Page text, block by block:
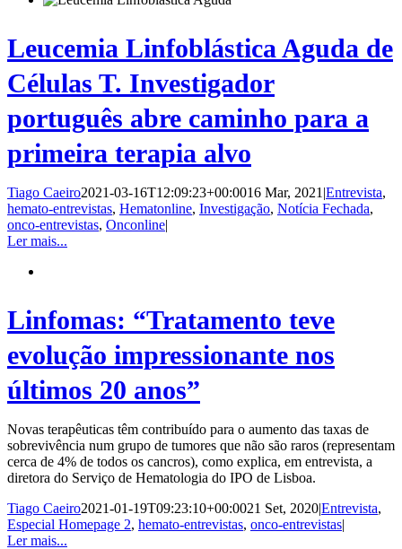
Leucemia Linfoblástica Aguda de
Células T. Investigador
português abre caminho para a
primeira terapia alvo
Tiago Caeiro2021-03-16T12:09:23+00:0016 Mar, 2021 |Entrevista,
hemato-entrevistas, Hematonline, Investigação, Notícia Fechada,
onco-entrevistas, Onconline|
Ler mais...
Linfomas: “Tratamento teve
evolução impressionante nos
últimos 20 anos”
Novas terapêuticas têm contribuído para o aumento das taxas de
sobrevivência num grupo de tumores que não são raros (representam
cerca de 4% de todos os cancros), como explica, em entrevista, a
diretora do Serviço de Hematologia do IPO de Lisboa.
Tiago Caeiro2021-01-19T09:23:10+00:0021 Set, 2020|Entrevista,
Especial Homepage 2, hemato-entrevistas, onco-entrevistas|
Ler mais...